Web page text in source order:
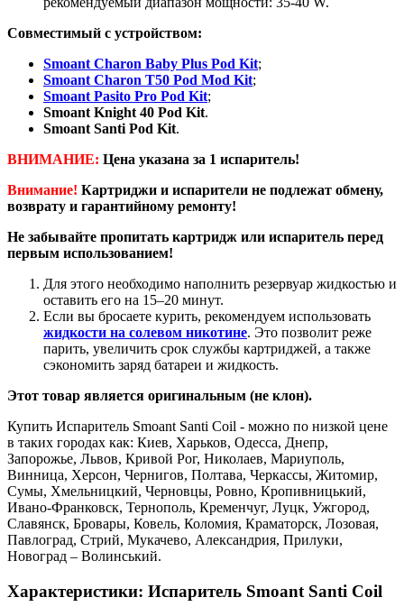
Совместимый с устройством:
Smoant Charon Baby Plus Pod Kit;
Smoant Charon T50 Pod Mod Kit;
Smoant Pasito Pro Pod Kit;
Smoant Knight 40 Pod Kit.
Smoant Santi Pod Kit.
ВНИМАНИЕ: Цена указана за 1 испаритель!
Внимание! Картриджи и испарители не подлежат обмену,
возврату и гарантийному ремонту!
Не забывайте пропитать картридж или испаритель перед
первым использованием!
Для этого необходимо наполнить резервуар жидкостью и
оставить его на 15–20 минут.
Если вы бросаете курить, рекомендуем использовать
жидкости на солевом никотине. Это позволит реже
парить, увеличить срок службы картриджей, а также
сэкономить заряд батареи и жидкость.
Этот товар является оригинальным (не клон).
Купить Испаритель Smoant Santi Coil - можно по низкой цене
в таких городах как: Киев, Харьков, Одесса, Днепр,
Запорожье, Львов, Кривой Рог, Николаев, Мариуполь,
Винница, Херсон, Чернигов, Полтава, Черкассы, Житомир,
Сумы, Хмельницкий, Черновцы, Ровно, Кропивницький,
Ивано-Франковск, Тернополь, Кременчуг, Луцк, Ужгород,
Славянск, Бровары, Ковель, Коломия, Краматорск, Лозовая,
Павлоград, Стрий, Мукачево, Александрия, Прилуки,
Новоград – Волинський.
Характеристики: Испаритель Smoant Santi Coil